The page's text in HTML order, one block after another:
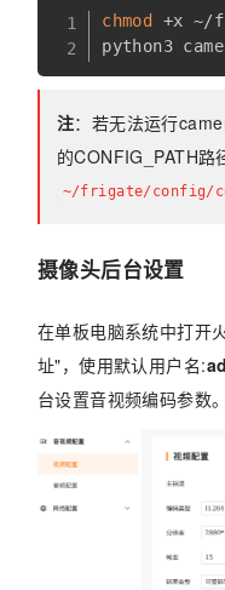
chmod
+x ~/
注：若无法运行
的CONFIG_PATH路
~/frigate/config/
摄像头后台设置
在单板电脑系统中打开
址"，使用默认用户名:
台设置音视频编码参数。